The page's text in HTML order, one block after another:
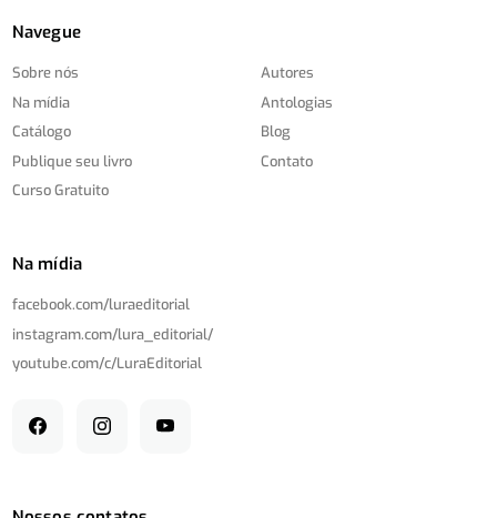
Navegue
Sobre nós
Na mídia
Catálogo
Publique seu livro
Curso Gratuito
Autores
Antologias
Blog
Contato
Na mídia
facebook.com/luraeditorial
instagram.com/lura_editorial/
youtube.com/c/LuraEditorial